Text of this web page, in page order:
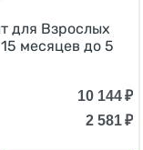
для Взрослых
месяцев до 5
10 144₽
2 581₽